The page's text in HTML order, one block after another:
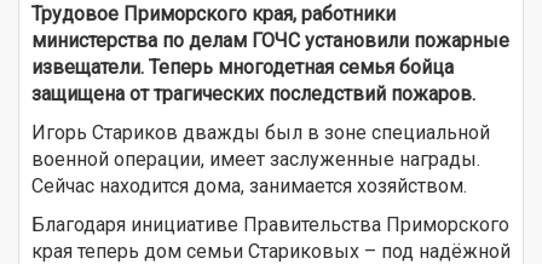
Трудовое Приморского края, работники
министерства по делам ГОЧС установили пожарные
извещатели. Теперь многодетная семья бойца
защищена от трагических последствий пожаров.
Игорь Стариков дважды был в зоне специальной
военной операции, имеет заслуженные награды.
Сейчас находится дома, занимается хозяйством.
Благодаря инициативе Правительства Приморского
края теперь дом семьи Стариковых – под надёжной